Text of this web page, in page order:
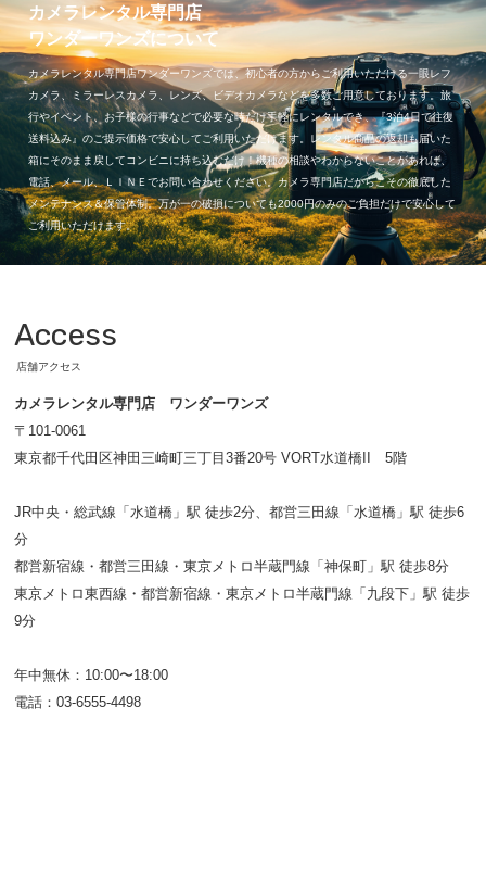
カメラレンタル専門店
ワンダーワンズについて
カメラレンタル専門店ワンダーワンズでは、初心者の方からご利用いただける一眼レフ
カメラ、ミラーレスカメラ、レンズ、ビデオカメラなどを多数ご用意しております。旅
行やイベント、お子様の行事などで必要な時だけ手軽にレンタルでき、『3泊4日で往復
送料込み』のご提示価格で安心してご利用いただけます。レンタル商品の返却も届いた
箱にそのまま戻してコンビニに持ち込むだけ！機種の相談やわからないことがあれば、
電話、メール、ＬＩＮＥでお問い合わせください。カメラ専門店だからこその徹底した
メンテナンス＆保管体制。万が一の破損についても2000円のみのご負担だけで安心して
ご利用いただけます。
Access
店舗アクセス
カメラレンタル専門店 ワンダーワンズ
〒101-0061
東京都千代田区神田三崎町三丁目3番20号 VORT水道橋II 5階
JR中央・総武線「水道橋」駅 徒歩2分、都営三田線「水道橋」駅 徒歩6
分
都営新宿線・都営三田線・東京メトロ半蔵門線「神保町」駅 徒歩8分
東京メトロ東西線・都営新宿線・東京メトロ半蔵門線「九段下」駅 徒歩
9分
年中無休：10:00〜18:00
電話：03-6555-4498